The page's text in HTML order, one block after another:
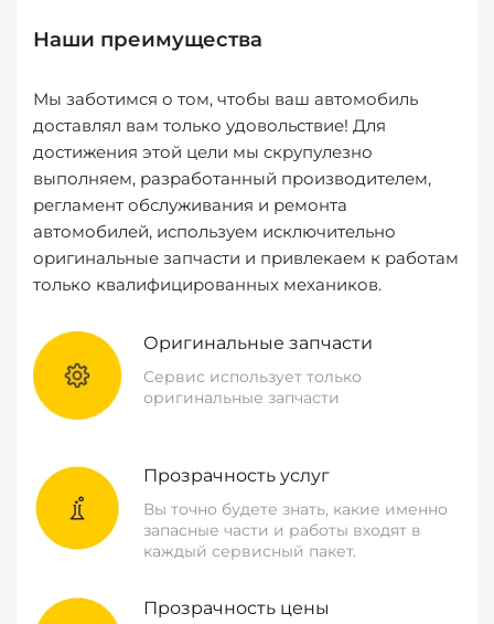
Наши преимущества
Мы заботимся о том, чтобы ваш автомобиль
доставлял вам только удовольствие! Для
достижения этой цели мы скрупулезно
выполняем, разработанный производителем,
регламент обслуживания и ремонта
автомобилей, используем исключительно
оригинальные запчасти и привлекаем к работам
только квалифицированных механиков.
Оригинальные запчасти
Сервис использует только
оригинальные запчасти
Прозрачность услуг
Вы точно будете знать, какие именно
запасные части и работы входят в
каждый сервисный пакет.
Прозрачность цены